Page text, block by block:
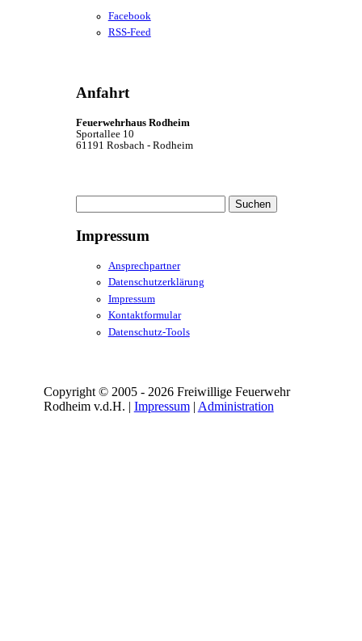
Facebook
RSS-Feed
Anfahrt
Feuerwehrhaus Rodheim
Sportallee 10
61191 Rosbach - Rodheim
nach:
Impressum
Ansprechpartner
Datenschutzerklärung
Impressum
Kontaktformular
Datenschutz-Tools
Copyright © 2005 - 2026 Freiwillige Feuerwehr
Rodheim v.d.H. | Impressum| Administration